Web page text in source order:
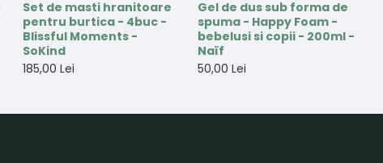
Set de masti hranitoare
pentru burtica - 4buc -
Blissful Moments -
SoKind
185,00 Lei
Gel de dus sub forma de
spuma - Happy Foam -
bebelusi si copii - 200ml -
Naïf
50,00 Lei